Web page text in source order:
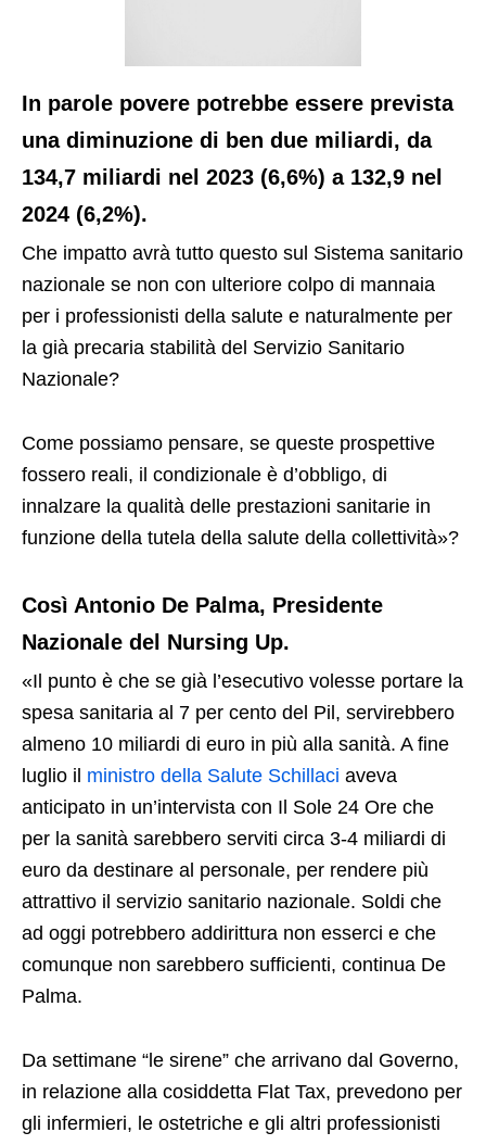
In parole povere potrebbe essere prevista
una diminuzione di ben due miliardi, da
134,7 miliardi nel 2023 (6,6%) a 132,9 nel
2024 (6,2%).
Che impatto avrà tutto questo sul Sistema sanitario
nazionale se non con ulteriore colpo di mannaia
per i professionisti della salute e naturalmente per
la già precaria stabilità del Servizio Sanitario
Nazionale?
Come possiamo pensare, se queste prospettive
fossero reali, il condizionale è d’obbligo, di
innalzare la qualità delle prestazioni sanitarie in
funzione della tutela della salute della collettività»?
Così Antonio De Palma, Presidente
Nazionale del Nursing Up.
«Il punto è che se già l’esecutivo volesse portare la
spesa sanitaria al 7 per cento del Pil, servirebbero
almeno 10 miliardi di euro in più alla sanità. A fine
luglio il ministro della Salute Schillaci aveva
anticipato in un’intervista con Il Sole 24 Ore che
per la sanità sarebbero serviti circa 3-4 miliardi di
euro da destinare al personale, per rendere più
attrattivo il servizio sanitario nazionale. Soldi che
ad oggi potrebbero addirittura non esserci e che
comunque non sarebbero sufficienti, continua De
Palma.
Da settimane “le sirene” che arrivano dal Governo,
in relazione alla cosiddetta Flat Tax, prevedono per
gli infermieri, le ostetriche e gli altri professionisti